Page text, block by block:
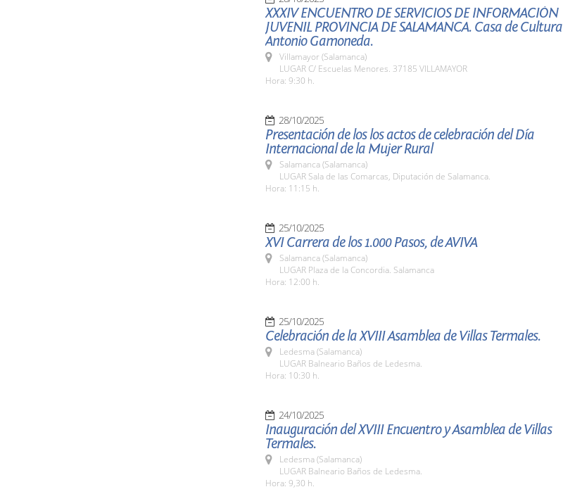
XXXIV ENCUENTRO DE SERVICIOS DE INFORMACIÓN
JUVENIL PROVINCIA DE SALAMANCA. Casa de Cultura
Antonio Gamoneda.
Villamayor (Salamanca)
LUGAR C/ Escuelas Menores. 37185 VILLAMAYOR
Hora: 9:30 h.
28/10/2025
Presentación de los los actos de celebración del Día
Internacional de la Mujer Rural
Salamanca (Salamanca)
LUGAR Sala de las Comarcas, Diputación de Salamanca.
Hora: 11:15 h.
25/10/2025
XVI Carrera de los 1.000 Pasos, de AVIVA
Salamanca (Salamanca)
LUGAR Plaza de la Concordia. Salamanca
Hora: 12:00 h.
25/10/2025
Celebración de la XVIII Asamblea de Villas Termales.
Ledesma (Salamanca)
LUGAR Balneario Baños de Ledesma.
Hora: 10:30 h.
24/10/2025
Inauguración del XVIII Encuentro y Asamblea de Villas
Termales.
Ledesma (Salamanca)
LUGAR Balneario Baños de Ledesma.
Hora: 9,30 h.